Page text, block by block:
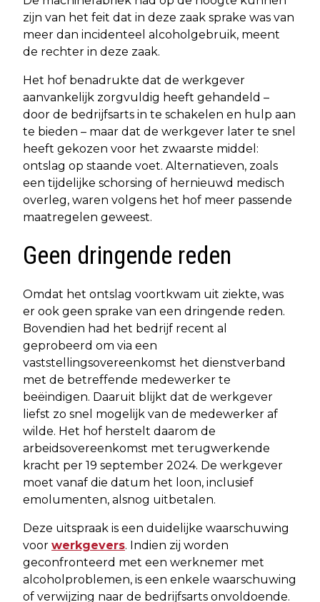
zijn van het feit dat in deze zaak sprake was van
meer dan incidenteel alcoholgebruik, meent
de rechter in deze zaak.
Het hof benadrukte dat de werkgever
aanvankelijk zorgvuldig heeft gehandeld –
door de bedrijfsarts in te schakelen en hulp aan
te bieden – maar dat de werkgever later te snel
heeft gekozen voor het zwaarste middel:
ontslag op staande voet. Alternatieven, zoals
een tijdelijke schorsing of hernieuwd medisch
overleg, waren volgens het hof meer passende
maatregelen geweest.
Geen dringende reden
Omdat het ontslag voortkwam uit ziekte, was
er ook geen sprake van een dringende reden.
Bovendien had het bedrijf recent al
geprobeerd om via een
vaststellingsovereenkomst het dienstverband
met de betreffende medewerker te
beëindigen. Daaruit blijkt dat de werkgever
liefst zo snel mogelijk van de medewerker af
wilde. Het hof herstelt daarom de
arbeidsovereenkomst met terugwerkende
kracht per 19 september 2024. De werkgever
moet vanaf die datum het loon, inclusief
emolumenten, alsnog uitbetalen.
Deze uitspraak is een duidelijke waarschuwing
voor werkgevers. Indien zij worden
geconfronteerd met een werknemer met
alcoholproblemen, is een enkele waarschuwing
of verwijzing naar de bedrijfsarts onvoldoende.